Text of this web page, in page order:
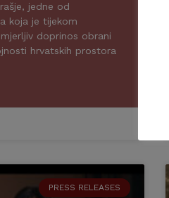
jedne od
koja je tijekom
doprinos obrani
hrvatskih prostora
PRESS RELEASES